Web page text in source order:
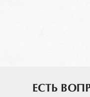
ЕСТЬ